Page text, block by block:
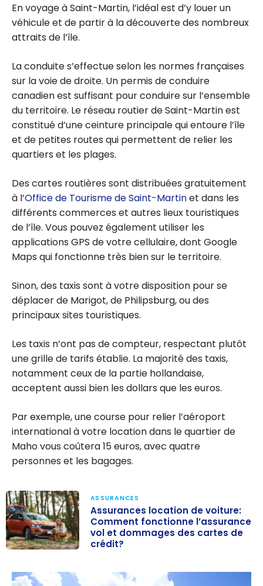
En voyage à Saint-Martin, l’idéal est d’y louer un
véhicule et de partir à la découverte des nombreux
attraits de l’île.
La conduite s’effectue selon les normes françaises
sur la voie de droite. Un permis de conduire
canadien est suffisant pour conduire sur l’ensemble
du territoire. Le réseau routier de Saint-Martin est
constitué d’une ceinture principale qui entoure l’île
et de petites routes qui permettent de relier les
quartiers et les plages.
Des cartes routières sont distribuées gratuitement
à l’Office de Tourisme de Saint-Martinet dans les
différents commerces et autres lieux touristiques
de l’île. Vous pouvez également utiliser les
applications GPS de votre cellulaire, dont Google
Maps qui fonctionne très bien sur le territoire.
Sinon, des taxis sont à votre disposition pour se
déplacer de Marigot, de Philipsburg, ou des
principaux sites touristiques.
Les taxis n’ont pas de compteur, respectant plutôt
une grille de tarifs établie. La majorité des taxis,
notamment ceux de la partie hollandaise,
acceptent aussi bien les dollars que les euros.
Par exemple, une course pour relier l’aéroport
international à votre location dans le quartier de
Maho vous coûtera 15 euros, avec quatre
personnes et les bagages.
ation de
ASSURANCES
Assurances location de voiture:
Comment fonctionne l’assurance
vol et dommages des cartes de
crédit?